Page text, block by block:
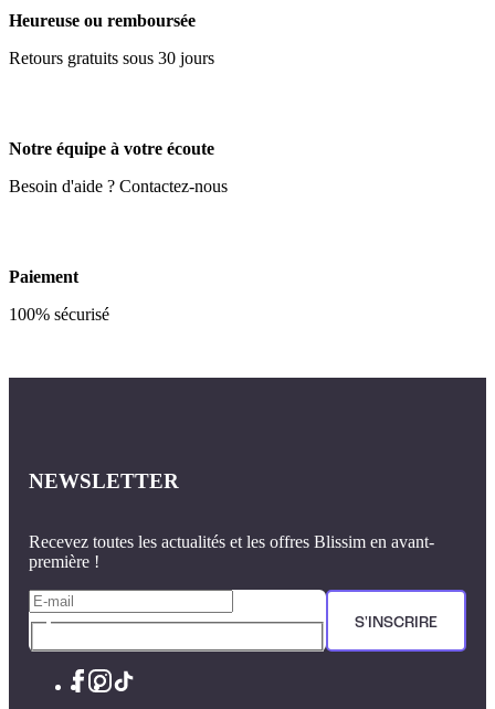
Heureuse ou remboursée
Retours gratuits sous 30 jours
Notre équipe à votre écoute
Besoin d'aide ? Contactez-nous
Paiement
100% sécurisé
NEWSLETTER
Recevez toutes les actualités et les offres Blissim en avant-
première !
S'INSCRIRE